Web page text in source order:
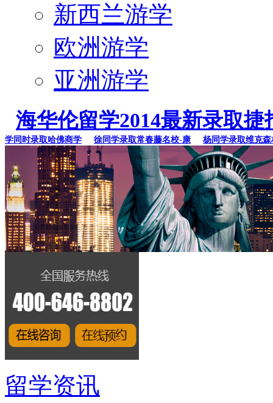
新西兰游学
欧洲游学
亚洲游学
海华伦留学2014最新录取捷
时录取哈佛商学 徐同学录取常春藤名校-康 杨同学录取维克森林
留学资讯